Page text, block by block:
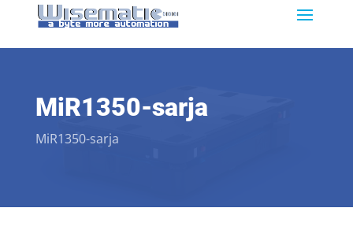
MiR1350-sarja
MiR1350-sarja